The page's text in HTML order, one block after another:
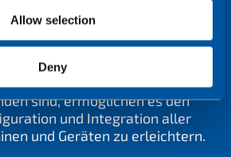
Allow selection
Deny
Instanzen, die bereits mit der
sind, ermöglichen es den
und Integration aller
und Geräten zu erleichtern.